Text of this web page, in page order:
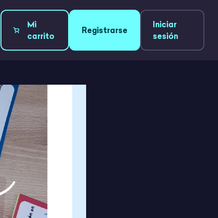
Mi
carrito
Registrarse
Iniciar
sesión